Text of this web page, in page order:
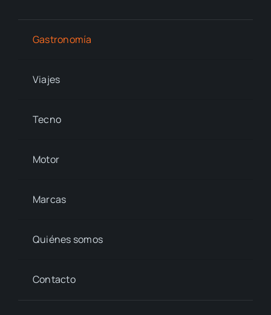
Gastronomía
Viajes
Tecno
Motor
Marcas
Quiénes somos
Contacto